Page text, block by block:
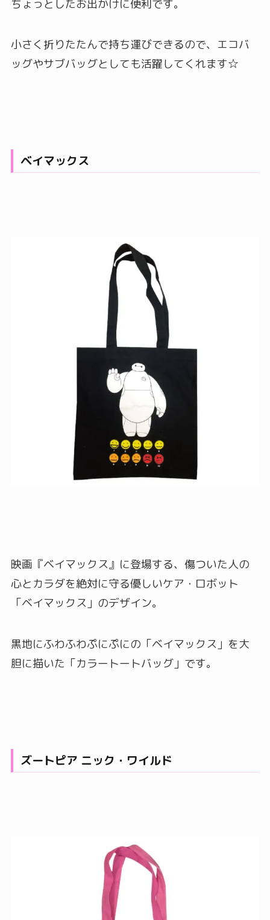
ちょっとしたお出かけに便利です。
小さく折りたたんで持ち運びできるので、エコバ
ッグやサブバッグとしても活躍してくれます☆
ベイマックス
映画『ベイマックス』に登場する、傷ついた人の
心とカラダを絶対に守る優しいケア・ロボット
「ベイマックス」のデザイン。
黒地にふわふわぷにぷにの「ベイマックス」を大
胆に描いた「カラートートバッグ」です。
ズートピア ニック・ワイルド